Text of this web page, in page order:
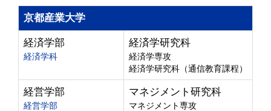
京都産業大学
経済学部
経済学科
経済学研究科
経済学専攻
経済学研究科（通信教育課程）
経営学部
経営学部
マネジメント研究科
マネジメント専攻